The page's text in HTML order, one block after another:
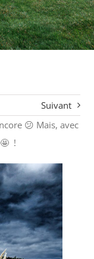
Suivant
😕 Mais, avec
!